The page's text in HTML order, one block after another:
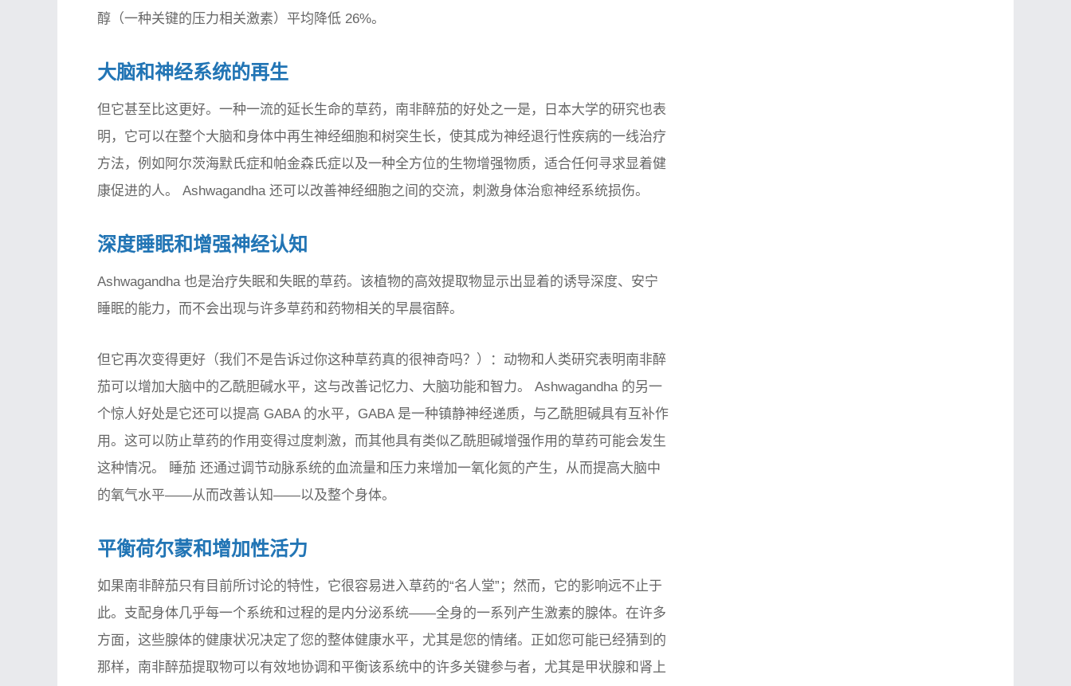
醇（一种关键的压力相关激素）平均降低 26%。
大脑和神经系统的再生
但它甚至比这更好。一种一流的延长生命的草药，南非醉茄的好处之一是，日本大学的研究也表
明，它可以在整个大脑和身体中再生神经细胞和树突生长，使其成为神经退行性疾病的一线治疗
方法，例如阿尔茨海默氏症和帕金森氏症以及一种全方位的生物增强物质，适合任何寻求显着健
康促进的人。 Ashwagandha 还可以改善神经细胞之间的交流，刺激身体治愈神经系统损伤。
深度睡眠和增强神经认知
Ashwagandha 也是治疗失眠和失眠的草药。该植物的高效提取物显示出显着的诱导深度、安宁
睡眠的能力，而不会出现与许多草药和药物相关的早晨宿醉。
但它再次变得更好（我们不是告诉过你这种草药真的很神奇吗？）：动物和人类研究表明南非醉
茄可以增加大脑中的乙酰胆碱水平，这与改善记忆力、大脑功能和智力。 Ashwagandha 的另一
个惊人好处是它还可以提高 GABA 的水平，GABA 是一种镇静神经递质，与乙酰胆碱具有互补作
用。这可以防止草药的作用变得过度刺激，而其他具有类似乙酰胆碱增强作用的草药可能会发生
这种情况。
睡茄 还通过调节动脉系统的血流量和压力来增加一氧化氮的产生，从而提高大脑中
的氧气水平——从而改善认知——以及整个身体。
平衡荷尔蒙和增加性活力
如果南非醉茄只有目前所讨论的特性，它很容易进入草药的“名人堂”；然而，它的影响远不止于
此。支配身体几乎每一个系统和过程的是内分泌系统——全身的一系列产生激素的腺体。在许多
方面，这些腺体的健康状况决定了您的整体健康水平，尤其是您的情绪。正如您可能已经猜到的
那样，南非醉茄提取物可以有效地协调和平衡该系统中的许多关键参与者，尤其是甲状腺和肾上